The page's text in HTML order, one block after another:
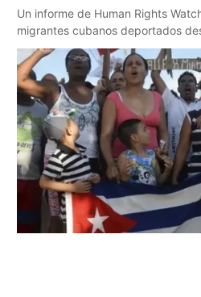
Un informe de Human Rights
migrantes cubanos deportados
en un “limbo legal” en México.